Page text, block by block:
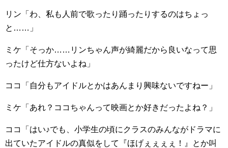
リン「わ、私も人前で歌ったり踊ったりするのはちょっ
と……」
ミケ「そっか……リンちゃん声が綺麗だから良いなって思
ったけど仕方ないよね」
ココ「自分もアイドルとかはあんまり興味ないですねー」
ミケ「あれ？ココちゃんって映画とか好きだったよね？」
ココ「はい♪でも、小学生の頃にクラスのみんながドラマに
出ていたアイドルの真似をして『ほげぇぇぇぇ！』とか叫